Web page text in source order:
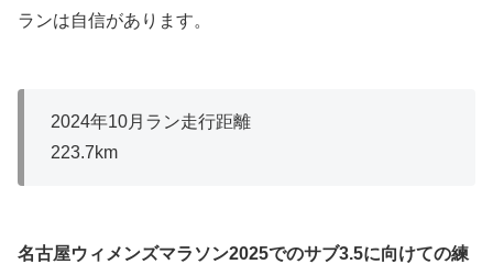
ランは自信があります。
2024年10月ラン走行距離
223.7km
名古屋ウィメンズマラソン2025でのサブ3.5に向けての練